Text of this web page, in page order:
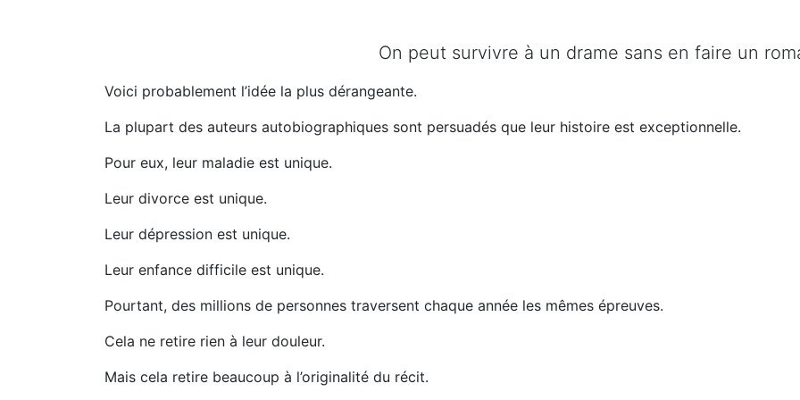
On peut survivre à un drame sans en faire un
Voici probablement l’idée la plus dérangeante.
La plupart des auteurs autobiographiques sont persuadés que leur histoire est exceptionnelle.
Pour eux, leur maladie est unique.
Leur divorce est unique.
Leur dépression est unique.
Leur enfance difficile est unique.
Pourtant, des millions de personnes traversent chaque année les mêmes épreuves.
Cela ne retire rien à leur douleur.
Mais cela retire beaucoup à l’originalité du récit.